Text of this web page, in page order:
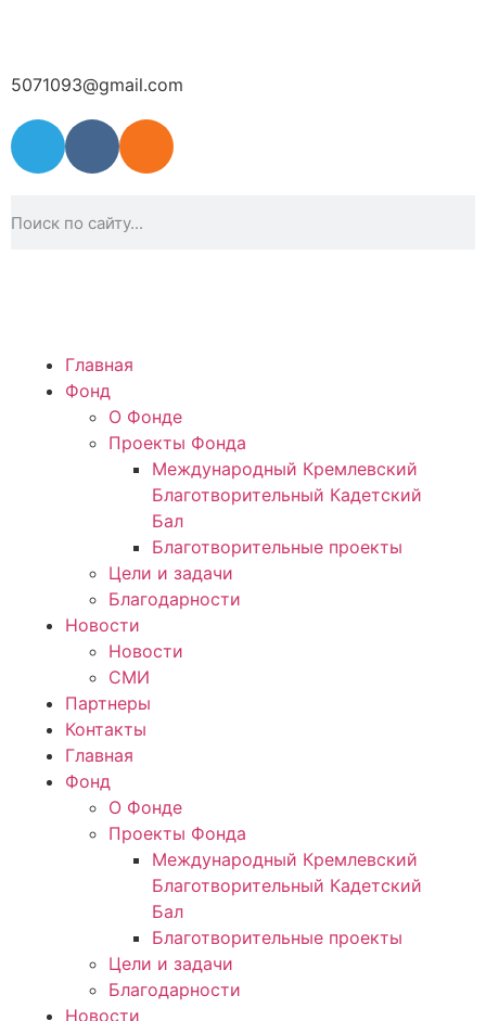
5071093@gmail.com
Главная
Фонд
О Фонде
Проекты Фонда
Международный Кремлевский
Благотворительный Кадетский
Бал
Благотворительные проекты
Цели и задачи
Благодарности
Новости
Новости
СМИ
Партнеры
Контакты
Главная
Фонд
О Фонде
Проекты Фонда
Международный Кремлевский
Благотворительный Кадетский
Бал
Благотворительные проекты
Цели и задачи
Благодарности
Новости